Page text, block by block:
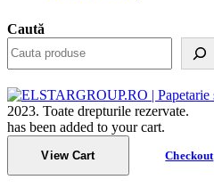
Caută
2023. Toate drepturile rezervate.
has been added to your cart.
View Cart Checkout